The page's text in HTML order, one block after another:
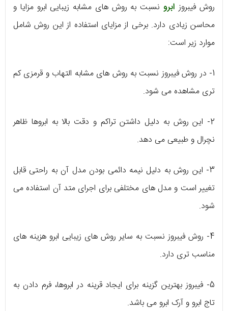
روش فیبروز ابرو نسبت به روش های مشابه زیبایی ابرو مزایا و
محاسن زیادی دارد. برخی از مزایای استفاده از این روش شامل
موارد زیر است:
1- در روش فیبروز نسبت به روش های مشابه التهاب و قرمزی کم
تری مشاهده می شود.
2- این روش به دلیل داشتن تراکم و دقت بالا به ابروها ظاهر
نچرال و طبیعی می دهد.
3- این روش به دلیل نیمه دائمی بودن مدل آن به راحتی قابل
تغییر است و مدل های مختلفی برای اجرای متد آن استفاده می
شود.
4- روش فیبروز نسبت به سایر روش های زیبایی ابرو هزینه های
مناسب تری دارد.
5- فیبروز بهترین گزینه برای ایجاد قرینه در ابروها، فرم دادن به
تاج ابرو و آرک ابرو می باشد.